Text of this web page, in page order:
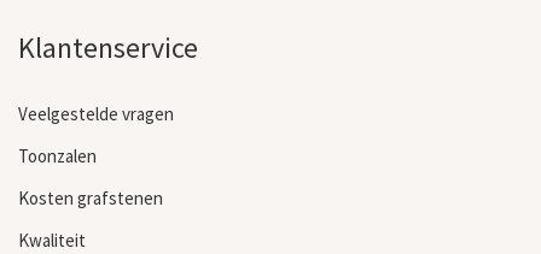
Klantenservice
Veelgestelde vragen
Toonzalen
Kosten grafstenen
Kwaliteit